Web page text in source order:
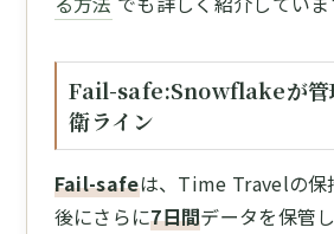
Fail-safe:Snowflakeが管
衛ライン
Fail-safeは、Time Travelの保
後にさらに7日間データを保管